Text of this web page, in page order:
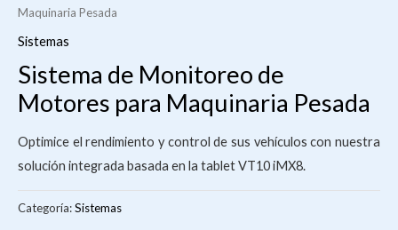
Maquinaria Pesada
Sistemas
Sistema de Monitoreo de
Motores para Maquinaria Pesada
Optimice el rendimiento y control de sus vehículos con nuestra
solución integrada basada en la tablet VT10 iMX8.
Categoría:Sistemas